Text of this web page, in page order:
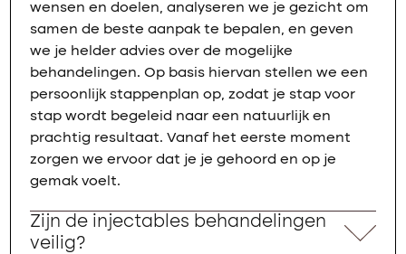
wensen en doelen, analyseren we je gezicht om
samen de beste aanpak te bepalen, en geven
we je helder advies over de mogelijke
behandelingen. Op basis hiervan stellen we een
persoonlijk stappenplan op, zodat je stap voor
stap wordt begeleid naar een natuurlijk en
prachtig resultaat. Vanaf het eerste moment
zorgen we ervoor dat je je gehoord en op je
gemak voelt.
Zijn de injectables behandelingen
veilig?